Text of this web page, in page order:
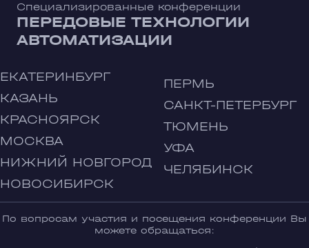
Специализированные конференции
ПЕРЕДОВЫЕ ТЕХНОЛОГИИ
АВТОМАТИЗАЦИИ
ЕКАТЕРИНБУРГ
КАЗАНЬ
КРАСНОЯРСК
МОСКВА
НИЖНИЙ НОВГОРОД
НОВОСИБИРСК
ПЕРМЬ
САНКТ-ПЕТЕРБУРГ
ТЮМЕНЬ
УФА
ЧЕЛЯБИНСК
По вопросам участия и посещения конференции Вы
можете обращаться: